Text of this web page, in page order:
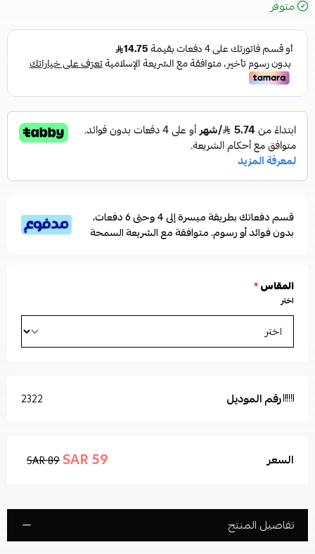
متوفر
قسم دفعاتك بطريقة ميسرة إلى 4 وحتى 6 دفعات،
بدون فوائد أو رسوم. متوافقة مع الشريعة السمحة
المقاس*
اختر
رقم الموديل 2322
السعر 59 SAR
89 SAR
تفاصيل المنتج